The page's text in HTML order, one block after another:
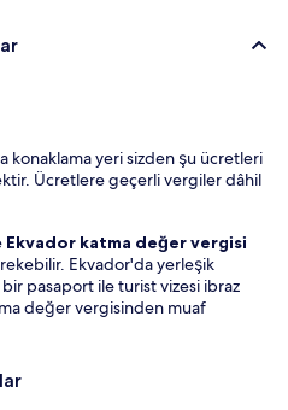
konaklama yeri sizden şu ücretleri
Ücretlere geçerli vergiler dâhil
Ekvador katma değer vergisi
Ekvador'da yerleşik
pasaport ile turist vizesi ibraz
değer vergisinden muaf